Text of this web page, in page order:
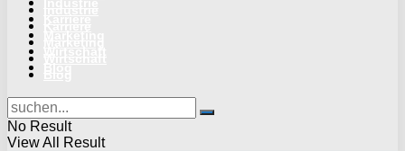
No Result
View All Result